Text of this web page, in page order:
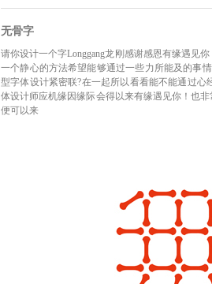
无骨字
请你设计一个字Longgang龙刚感谢感恩有缘遇见
一个静心的方法希望能够通过一些力所能及的事
型字体设计紧密联?在一起所以看看能不能通过
体设计师应机缘因缘际会得以来有缘遇见你！也
便可以来